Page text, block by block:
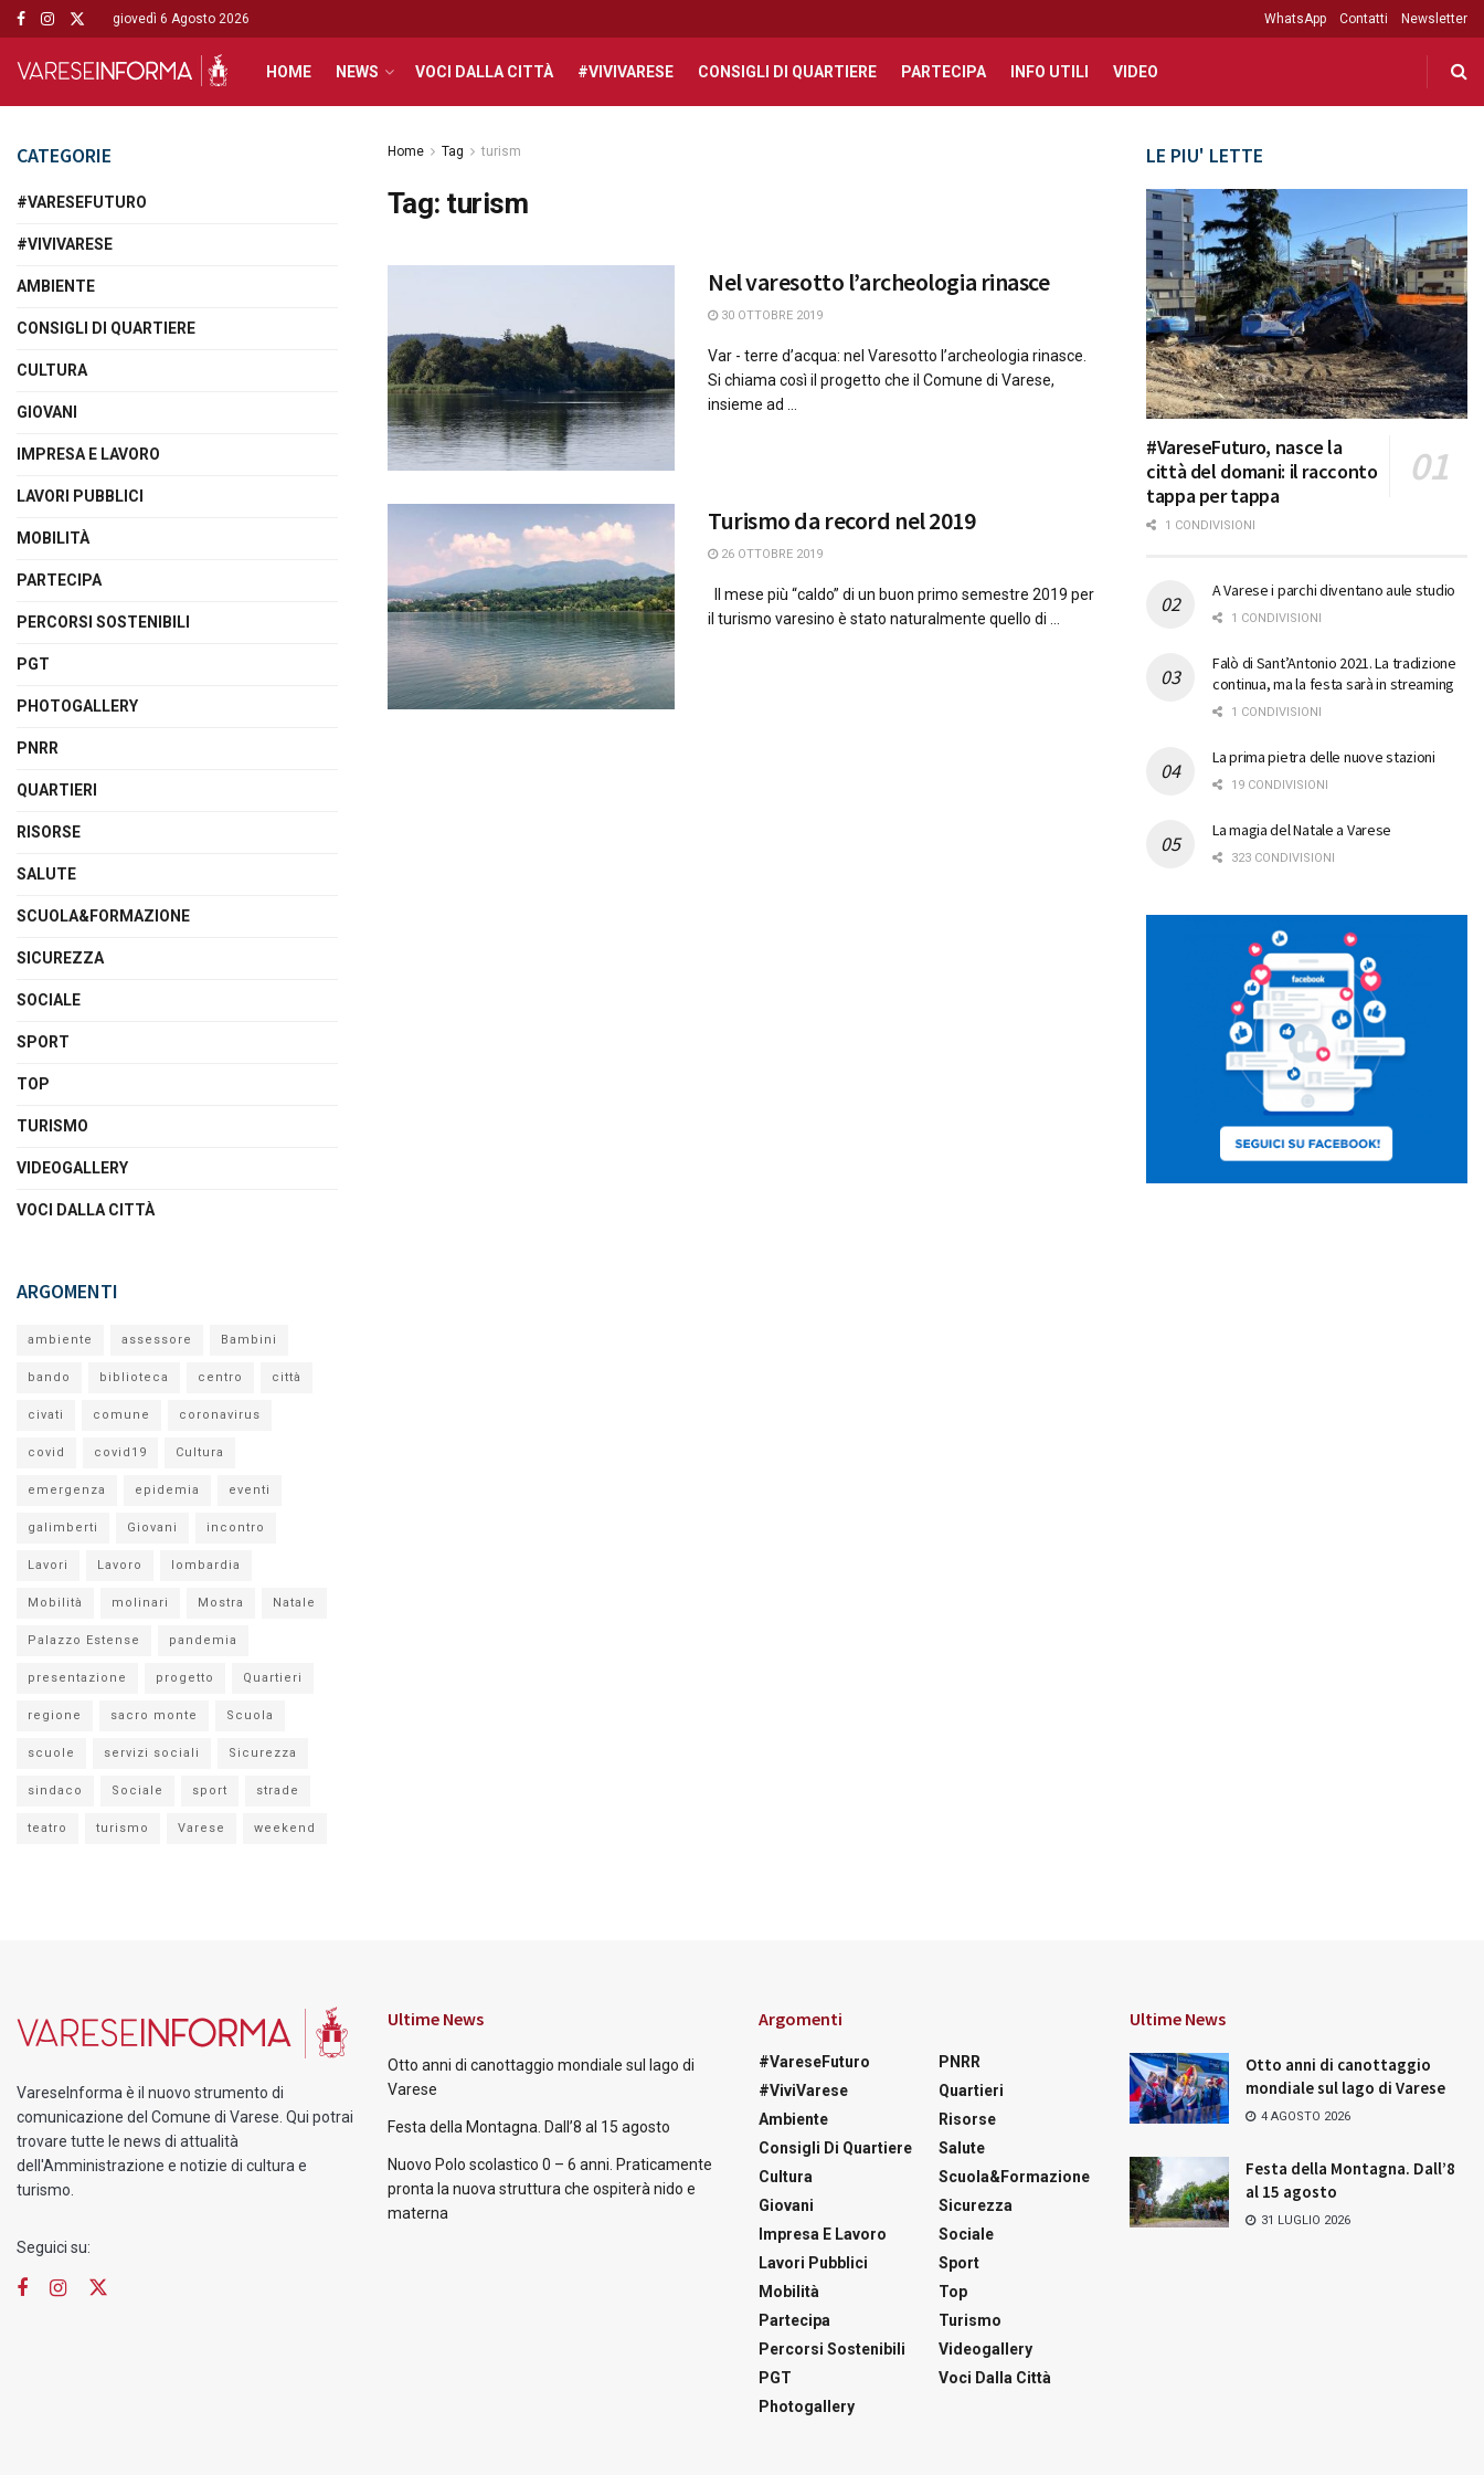
giovedì 6 Agosto 2026 WhatsApp Contatti Newsletter
HOME NEWS VOCI DALLA CITTÀ #VIVIVARESE CONSIGLI DI QUARTIERE PARTECIPA INFO UTILI VIDEO
Home Tag turism
Tag: turism
Nel varesotto l’archeologia rinasce
30 OTTOBRE 2019
Var - terre d’acqua: nel Varesotto l’archeologia rinasce.
Si chiama così il progetto che il Comune di Varese,
insieme ad ...
Turismo da record nel 2019
26 OTTOBRE 2019
Il mese più “caldo” di un buon primo semestre 2019 per
il turismo varesino è stato naturalmente quello di ...
CATEGORIE
#VARESEFUTURO
#VIVIVARESE
AMBIENTE
CONSIGLI DI QUARTIERE
CULTURA
GIOVANI
IMPRESA E LAVORO
LAVORI PUBBLICI
MOBILITÀ
PARTECIPA
PERCORSI SOSTENIBILI
PGT
PHOTOGALLERY
PNRR
QUARTIERI
RISORSE
SALUTE
SCUOLA&FORMAZIONE
SICUREZZA
SOCIALE
SPORT
TOP
TURISMO
VIDEOGALLERY
VOCI DALLA CITTÀ
ARGOMENTI
ambiente assessore Bambini
bando biblioteca centro città
civati comune coronavirus
covid covid19 Cultura
emergenza epidemia eventi
galimberti Giovani incontro
Lavori Lavoro lombardia
Mobilità molinari Mostra Natale
Palazzo Estense pandemia
presentazione progetto Quartieri
regione sacro monte Scuola
scuole servizi sociali Sicurezza
sindaco Sociale sport strade
teatro turismo Varese weekend
LE PIU' LETTE
#VareseFuturo, nasce la
città del domani: il racconto
tappa per tappa
1 CONDIVISIONI
A Varese i parchi diventano aule studio
1 CONDIVISIONI
Falò di Sant’Antonio 2021. La tradizione
continua, ma la festa sarà in streaming
1 CONDIVISIONI
La prima pietra delle nuove stazioni
19 CONDIVISIONI
La magia del Natale a Varese
323 CONDIVISIONI
VareseInforma è il nuovo strumento di
comunicazione del Comune di Varese. Qui potrai
trovare tutte le news di attualità
dell'Amministrazione e notizie di cultura e
turismo.
Seguici su:
Ultime News
Otto anni di canottaggio mondiale sul lago di
Varese
Festa della Montagna. Dall’8 al 15 agosto
Nuovo Polo scolastico 0 – 6 anni. Praticamente
pronta la nuova struttura che ospiterà nido e
materna
Argomenti
#VareseFuturo
#ViviVarese
Ambiente
Consigli Di Quartiere
Cultura
Giovani
Impresa E Lavoro
Lavori Pubblici
Mobilità
Partecipa
Percorsi Sostenibili
PGT
Photogallery
PNRR
Quartieri
Risorse
Salute
Scuola&Formazione
Sicurezza
Sociale
Sport
Top
Turismo
Videogallery
Voci Dalla Città
Ultime News
Otto anni di canottaggio
mondiale sul lago di Varese
4 AGOSTO 2026
Festa della Montagna. Dall’8
al 15 agosto
31 LUGLIO 2026